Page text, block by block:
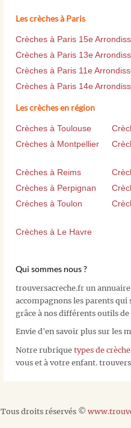
Les crèches à Paris
Crèches à Paris 15e
Crèches à Paris 13e
Crèches à Paris 11e
Crèches à Paris 14e
Les crèches en région
Crèches à Toulouse
Crèches à Montpellier
Crèches à Reims
Crèches à Perpignan
Crèches à Toulon
Crèches à Le Havre
Qui sommes nous ?
trouversacreche.fr un
accompagnons les parents
grâce à nos différents outils de
Envie d'en savoir plus sur les
Notre rubrique types de
vous et à votre enfant.
Tous droits réservés ©